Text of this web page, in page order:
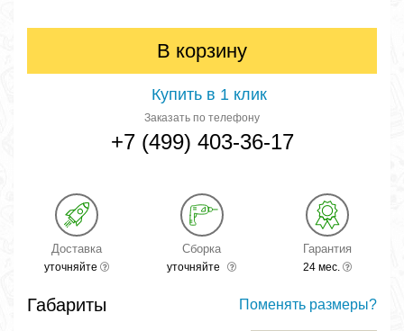
В корзину
Купить в 1 клик
Заказать по телефону
+7 (499) 403-36-17
Доставка
уточняйте
Сборка
уточняйте
Гарантия
24 мес.
Габариты Поменять размеры?